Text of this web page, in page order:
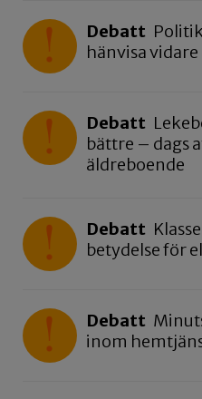
Debatt
hänvisa vidare
Debatt
bättre – dags
äldreboende
Debatt
betydelse för
Debatt
inom